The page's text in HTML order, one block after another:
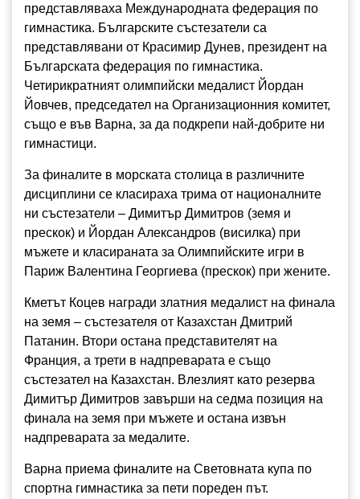
представляваха Международната федерация по
гимнастика. Българските състезатели са
представлявани от Красимир Дунев, президент на
Българската федерация по гимнастика.
Четирикратният олимпийски медалист Йордан
Йовчев, председател на Организационния комитет,
също е във Варна, за да подкрепи най-добрите ни
гимнастици.
За финалите в морската столица в различните
дисциплини се класираха трима от националните
ни състезатели – Димитър Димитров (земя и
прескок) и Йордан Александров (висилка) при
мъжете и класираната за Олимпийските игри в
Париж Валентина Георгиева (прескок) при жените.
Кметът Коцев награди златния медалист на финала
на земя – състезателя от Казахстан Дмитрий
Патанин. Втори остана представителят на
Франция, а трети в надпреварата е също
състезател на Казахстан. Влезлият като резерва
Димитър Димитров завърши на седма позиция на
финала на земя при мъжете и остана извън
надпреварата за медалите.
Варна приема финалите на Световната купа по
спортна гимнастика за пети пореден път.